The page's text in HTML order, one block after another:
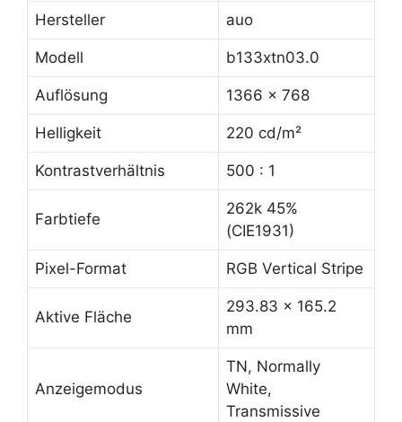
Hersteller auo
Modell b133xtn03.0
Auflösung 1366 x 768
Helligkeit 220 cd/m²
Kontrastverhältnis 500 : 1
Farbtiefe
262k 45%
(CIE1931)
Pixel-Format RGB Vertical Stripe
Aktive Fläche
293.83 x 165.2
mm
Anzeigemodus
TN, Normally
White,
Transmissive